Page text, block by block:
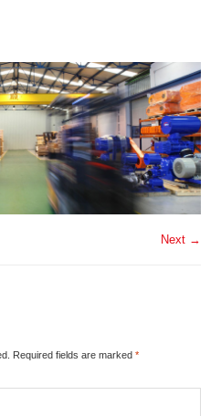
Next →
Required fields are marked*